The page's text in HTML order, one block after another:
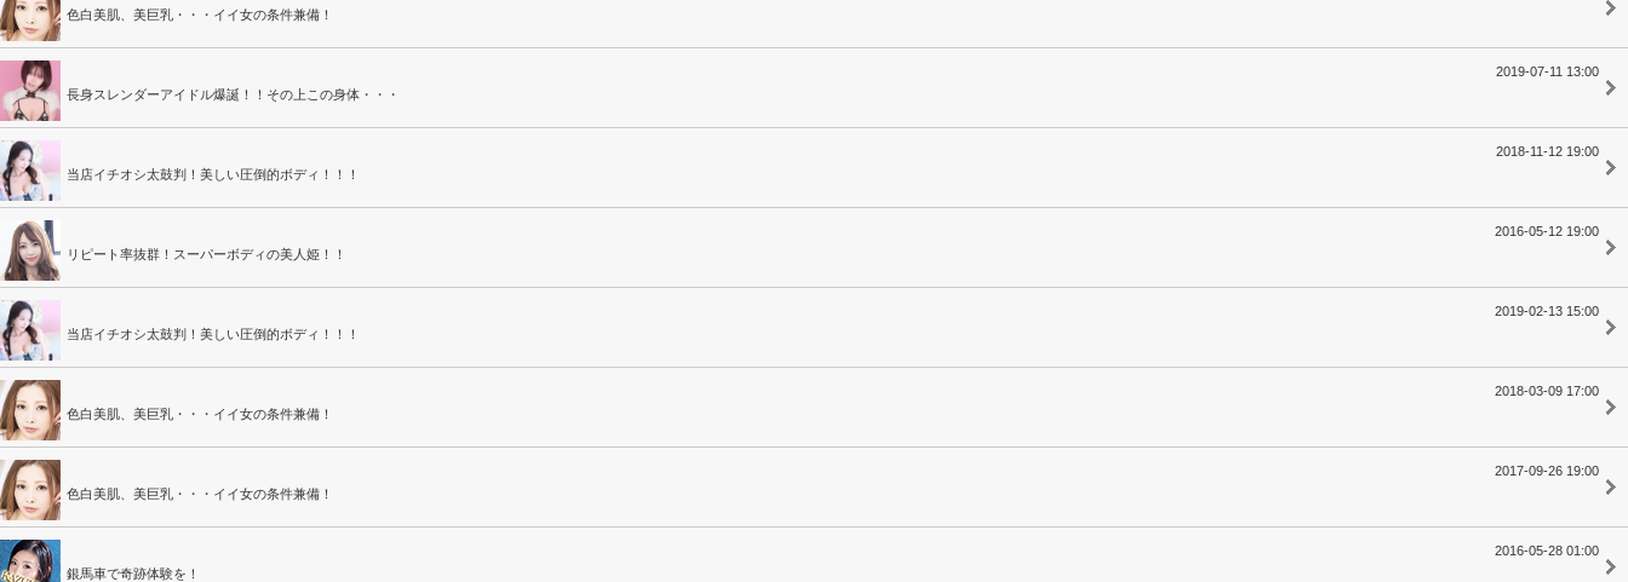
色白美肌、美巨乳・・・イイ女の条件兼備！
2019-07-11 13:00
長身スレンダーアイドル爆誕！！その上この身体・・・
2018-11-12 19:00
当店イチオシ太鼓判！美しい圧倒的ボディ！！！
2016-05-12 19:00
リピート率抜群！スーパーボディの美人姫！！
2019-02-13 15:00
当店イチオシ太鼓判！美しい圧倒的ボディ！！！
2018-03-09 17:00
色白美肌、美巨乳・・・イイ女の条件兼備！
2017-09-26 19:00
色白美肌、美巨乳・・・イイ女の条件兼備！
2016-05-28 01:00
銀馬車で奇跡体験を！